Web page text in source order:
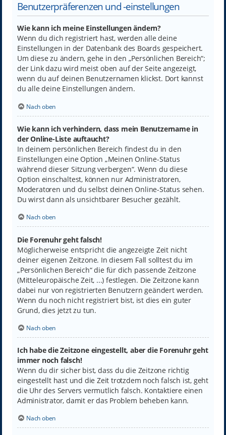
Benutzerpräferenzen und -einstellungen
Wie kann ich meine Einstellungen ändern?
Wenn du dich registriert hast, werden alle deine
Einstellungen in der Datenbank des Boards gespeichert.
Um diese zu ändern, gehe in den „Persönlichen Bereich“;
der Link dazu wird meist oben auf der Seite angezeigt,
wenn du auf deinen Benutzernamen klickst. Dort kannst
du alle deine Einstellungen ändern.
Nach oben
Wie kann ich verhindern, dass mein Benutzername in
der Online-Liste auftaucht?
In deinem persönlichen Bereich findest du in den
Einstellungen eine Option „Meinen Online-Status
während dieser Sitzung verbergen“. Wenn du diese
Option einschaltest, können nur Administratoren,
Moderatoren und du selbst deinen Online-Status sehen.
Du wirst dann als unsichtbarer Besucher gezählt.
Nach oben
Die Forenuhr geht falsch!
Möglicherweise entspricht die angezeigte Zeit nicht
deiner eigenen Zeitzone. In diesem Fall solltest du im
„Persönlichen Bereich“ die für dich passende Zeitzone
(Mitteleuropäische Zeit, ...) festlegen. Die Zeitzone kann
dabei nur von registrierten Benutzern geändert werden.
Wenn du noch nicht registriert bist, ist dies ein guter
Grund, dies jetzt zu tun.
Nach oben
Ich habe die Zeitzone eingestellt, aber die Forenuhr geht
immer noch falsch!
Wenn du dir sicher bist, dass du die Zeitzone richtig
eingestellt hast und die Zeit trotzdem noch falsch ist, geht
die Uhr des Servers vermutlich falsch. Kontaktiere einen
Administrator, damit er das Problem beheben kann.
Nach oben